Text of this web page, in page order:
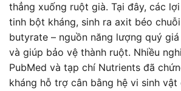
thẳng xuống ruột già. Tại đây, các
tinh bột kháng, sinh ra axit béo
butyrate – nguồn năng lượng quý
và giúp bảo vệ thành ruột. Nhiều
PubMed và tạp chí Nutrients đã
kháng hỗ trợ cân bằng hệ vi sinh